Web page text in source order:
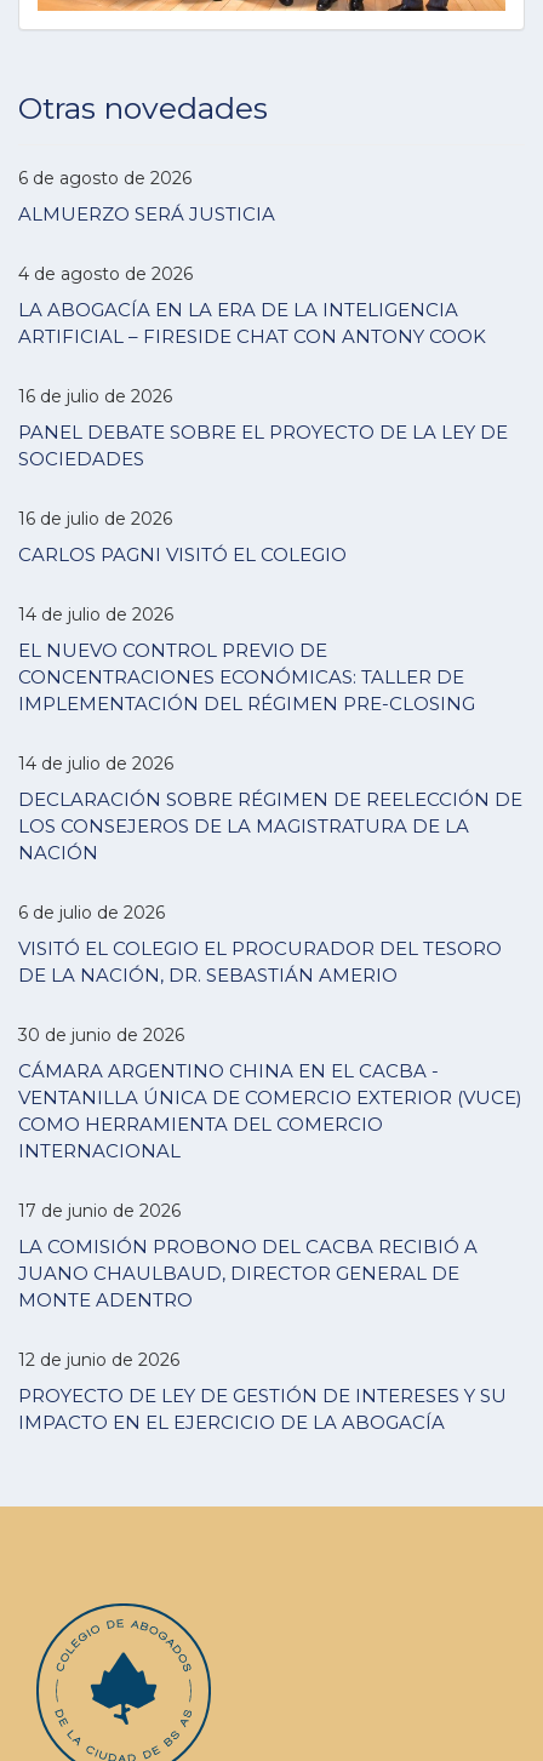
Otras novedades
6 de agosto de 2026
ALMUERZO SERÁ JUSTICIA
4 de agosto de 2026
LA ABOGACÍA EN LA ERA DE LA INTELIGENCIA
ARTIFICIAL – FIRESIDE CHAT CON ANTONY COOK
16 de julio de 2026
PANEL DEBATE SOBRE EL PROYECTO DE LA LEY DE
SOCIEDADES
16 de julio de 2026
CARLOS PAGNI VISITÓ EL COLEGIO
14 de julio de 2026
EL NUEVO CONTROL PREVIO DE
CONCENTRACIONES ECONÓMICAS: TALLER DE
IMPLEMENTACIÓN DEL RÉGIMEN PRE-CLOSING
14 de julio de 2026
DECLARACIÓN SOBRE RÉGIMEN DE REELECCIÓN DE
LOS CONSEJEROS DE LA MAGISTRATURA DE LA
NACIÓN
6 de julio de 2026
VISITÓ EL COLEGIO EL PROCURADOR DEL TESORO
DE LA NACIÓN, DR. SEBASTIÁN AMERIO
30 de junio de 2026
CÁMARA ARGENTINO CHINA EN EL CACBA -
VENTANILLA ÚNICA DE COMERCIO EXTERIOR (VUCE)
COMO HERRAMIENTA DEL COMERCIO
INTERNACIONAL
17 de junio de 2026
LA COMISIÓN PROBONO DEL CACBA RECIBIÓ A
JUANO CHAULBAUD, DIRECTOR GENERAL DE
MONTE ADENTRO
12 de junio de 2026
PROYECTO DE LEY DE GESTIÓN DE INTERESES Y SU
IMPACTO EN EL EJERCICIO DE LA ABOGACÍA